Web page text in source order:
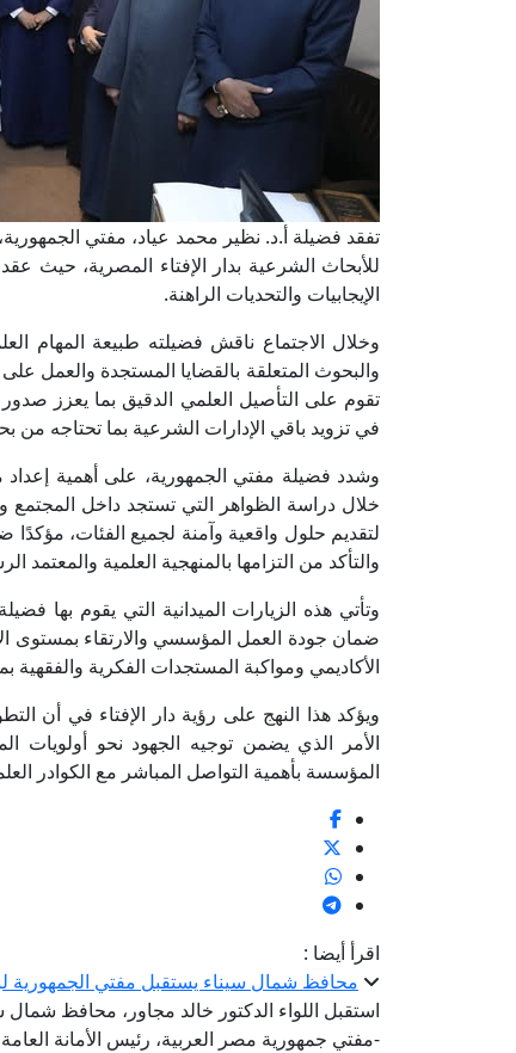
تفقد فضيلة أ.د. نظير محمد عياد، مفتي الجمهورية،
للأبحاث الشرعية بدار الإفتاء المصرية، حيث
الإيجابيات والتحديات الراهنة.
وخلال الاجتماع ناقش فضيلته طبيعة المهام
والبحوث المتعلقة بالقضايا المستجدة
تقوم على التأصيل العلمي الدقيق بما يعزز
في تزويد باقي الإدارات الشرعية بما تحتاجه
وشدد فضيلة مفتي الجمهورية، على أهمية
خلال دراسة الظواهر التي تستجد داخل المجتمع
لتقديم حلول واقعية وآمنة لجميع الفئات، مؤكدًا
والتأكد من التزامها بالمنهجية العلمية والمعتمد
وتأتي هذه الزيارات الميدانية التي يقوم بها
ضمان جودة العمل المؤسسي والارتقاء بمستوى
الأكاديمي ومواكبة المستجدات الفكرية
ويؤكد هذا النهج على رؤية دار الإفتاء في أن
الأمر الذي يضمن توجيه الجهود نحو أولويات
المؤسسة بأهمية التواصل المباشر مع الكوادر
اقرأ أيضا :
محافظ شمال سيناء يستقبل مفتي الجمهورية
استقبل اللواء الدكتور خالد مجاور، محافظ شمال
-مفتي جمهورية مصر العربية، رئيس الأمانة